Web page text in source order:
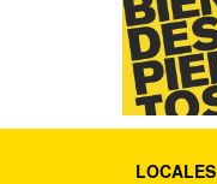
LOCALES